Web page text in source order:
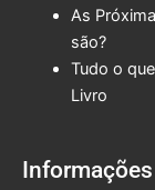
As
são?
Tudo o
Livro